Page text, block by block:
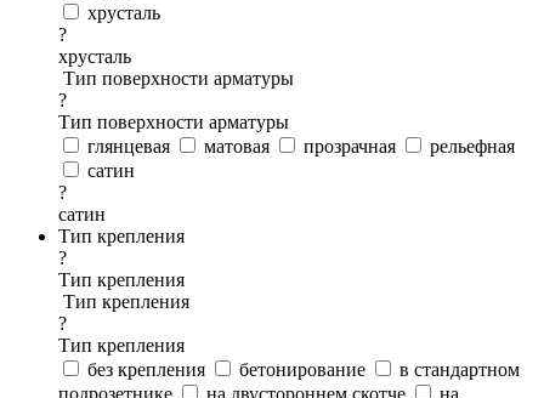
хрусталь
?
хрусталь
Тип поверхности арматуры
?
Тип поверхности арматуры
глянцевая
матовая прозрачная
рельефная
сатин
?
сатин
Тип крепления
?
Тип крепления
Тип крепления
?
Тип крепления
без крепления
бетонирование
в стандартном
подрозетнике
на двустороннем скотче
на